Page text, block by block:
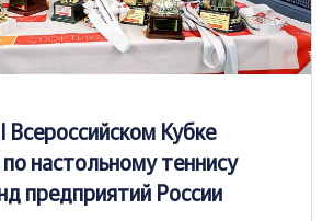
Всероссийском Кубке
настольному теннису
предприятий России